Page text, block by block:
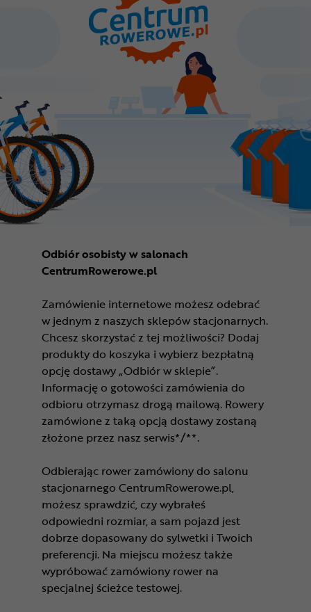
Odbiór osobisty w salonach
CentrumRowerowe.pl
Zamówienie internetowe możesz odebrać
w jednym z naszych sklepów stacjonarnych.
Chcesz skorzystać z tej możliwości? Dodaj
produkty do koszyka i wybierz bezpłatną
opcję dostawy „Odbiór w sklepie”.
Informację o gotowości zamówienia do
odbioru otrzymasz drogą mailową. Rowery
zamówione z taką opcją dostawy zostaną
złożone przez nasz serwis*/**.
Odbierając rower zamówiony do salonu
stacjonarnego CentrumRowerowe.pl,
możesz sprawdzić, czy wybrałeś
odpowiedni rozmiar, a sam pojazd jest
dobrze dopasowany do sylwetki i Twoich
preferencji. Na miejscu możesz także
wypróbować zamówiony rower na
specjalnej ścieżce testowej.